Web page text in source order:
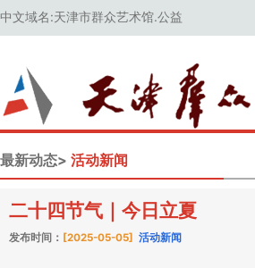
中文域名:天津市群众艺术馆.公益
最新动态> 活动新闻
二十四节气｜今日立夏
发布时间： [2025-05-05] 活动新闻